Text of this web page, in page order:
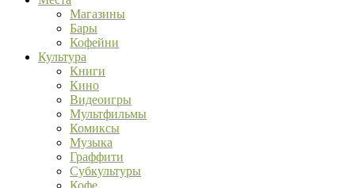
Магазины
Бары
Кофейни
Культура
Книги
Кино
Видеоигры
Мультфильмы
Комиксы
Музыка
Граффити
Субкультуры
Кофе